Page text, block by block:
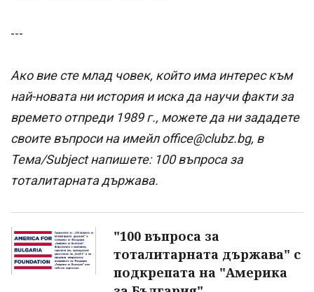
---
Ако вие сте млад човек, който има интерес към
най-новата ни история и иска да научи факти за
времето отпреди 1989 г., можете да ни зададете
своите въпроси на имейл office@clubz.bg, в
Тема/Subject напишете: 100 въпроса за
тоталитарната държава.
"100 въпроса за
тоталитарната държава" с
подкрепата на "Америка